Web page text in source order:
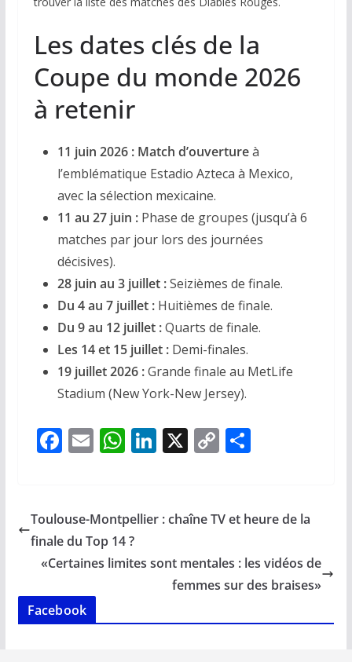
Les dates clés de la
Coupe du monde 2026
à retenir
11 juin 2026 : Match d’ouvertureà
l’emblématique Estadio Azteca à Mexico,
avec la sélection mexicaine.
11 au 27 juin :Phase de groupes (jusqu’à 6
matches par jour lors des journées
décisives).
28 juin au 3 juillet :Seizièmes de finale.
Du 4 au 7 juillet :Huitièmes de finale.
Du 9 au 12 juillet :Quarts de finale.
Les 14 et 15 juillet :Demi-finales.
19 juillet 2026 :Grande finale au MetLife
Stadium (New York-New Jersey).
F
b
o
o
k
E
l
W
s
A
p
Li
e
n
X C
y
n
k
P
g
Toulouse-Montpellier : chaîne TV et heure de la
finale du Top 14 ?
«Certaines limites sont mentales : les vidéos de
femmes sur des braises»
Facebook